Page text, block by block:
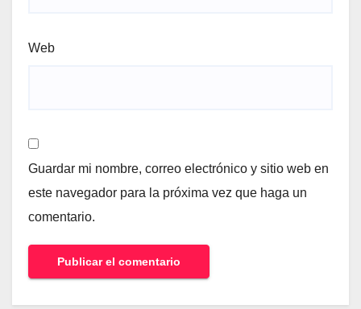
Web
Guardar mi nombre, correo electrónico y sitio web en
este navegador para la próxima vez que haga un
comentario.